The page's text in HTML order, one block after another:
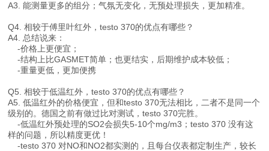
A3. 能测量更多的组分；气氛无变化，无预处理损失，更加精准。
Q4. 相较于傅里叶红外，testo 370的优点有哪些？
A4. 总结说来：
-价格上更便宜；
-结构上比GASMET简单；也更结实，后期维护成本较低；
-重量更低，更加便携
Q5. 相较于低温红外，testo 370的优点有哪些？
A5. 低温红外的价格便宜，但和testo 370无法相比，二者不是同一个
级别的。德国之前有做过比对测试，testo 370完胜。
-低温红外预处理的SO2会损失5-10个mg/m3；testo 370 没有这
样的问题，所以精度更优！
-testo 370 对NO和NO2都实测的，且每台仪表都定制生产，较长